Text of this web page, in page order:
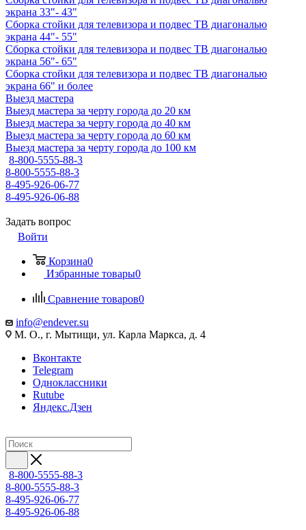
экрана 33"- 43"
Сборка стойки для телевизора и подвес ТВ диагональю
экрана 44"- 55"
Сборка стойки для телевизора и подвес ТВ диагональю
экрана 56"- 65"
Сборка стойки для телевизора и подвес ТВ диагональю
экрана 66" и более
Выезд мастера
Выезд мастера за черту города до 20 км
Выезд мастера за черту города до 40 км
Выезд мастера за черту города до 60 км
Выезд мастера за черту города до 100 км
8-800-5555-88-3
8-800-5555-88-3
8-495-926-06-77
8-495-926-06-88
Задать вопрос
Войти
Корзина0
Избранные товары0
Сравнение товаров0
info@endever.su
М. О., г. Мытищи, ул. Карла Маркса, д. 4
Вконтакте
Telegram
Одноклассники
Rutube
Яндекс.Дзен
8-800-5555-88-3
8-800-5555-88-3
8-495-926-06-77
8-495-926-06-88